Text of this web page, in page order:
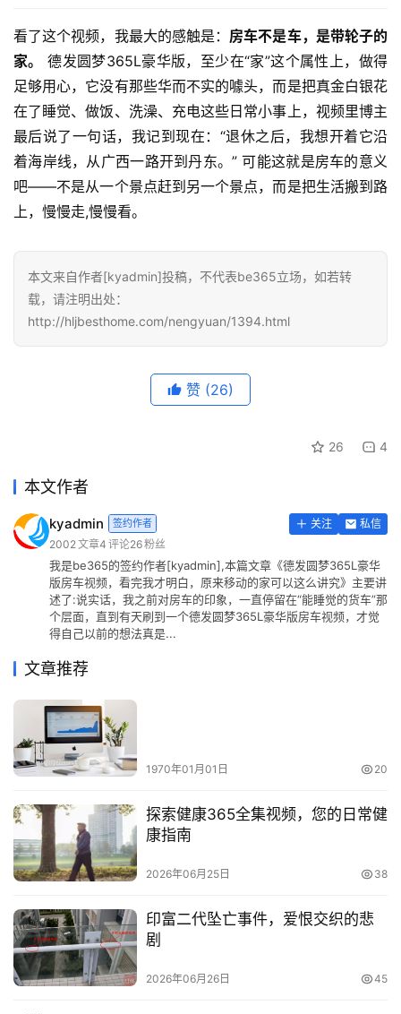
看了这个视频，我最大的感触是： 房车不是车，是带轮子的
家。
德发圆梦365L豪华版，至少在“家”这个属性上，做得
足够用心，它没有那些华而不实的噱头，而是把真金白银花
在了睡觉、做饭、洗澡、充电这些日常小事上，视频里博主
最后说了一句话，我记到现在：“退休之后，我想开着它沿
着海岸线，从广西一路开到丹东。” 可能这就是房车的意义
吧——不是从一个景点赶到另一个景点，而是把生活搬到路
上，慢慢走,慢慢看。
本文来自作者[kyadmin]投稿，不代表be365立场，如若转
载，请注明出处：
http://hljbesthome.com/nengyuan/1394.html
赞 (26)
26 4
本文作者
kyadmin 签约作者 关注
私信
2002文章4 评论26粉丝
我是be365的签约作者[kyadmin],本篇文章《德发圆梦365L豪华
版房车视频，看完我才明白，原来移动的家可以这么讲究》主要讲
述了:说实话，我之前对房车的印象，一直停留在“能睡觉的货车”那
个层面，直到有天刷到一个德发圆梦365L豪华版房车视频，才觉
得自己以前的想法真是...
文章推荐
1970年01月01日 20
探索健康365全集视频，您的日常健
康指南
2026年06月25日 38
印富二代坠亡事件，爱恨交织的悲
剧
2026年06月26日 45